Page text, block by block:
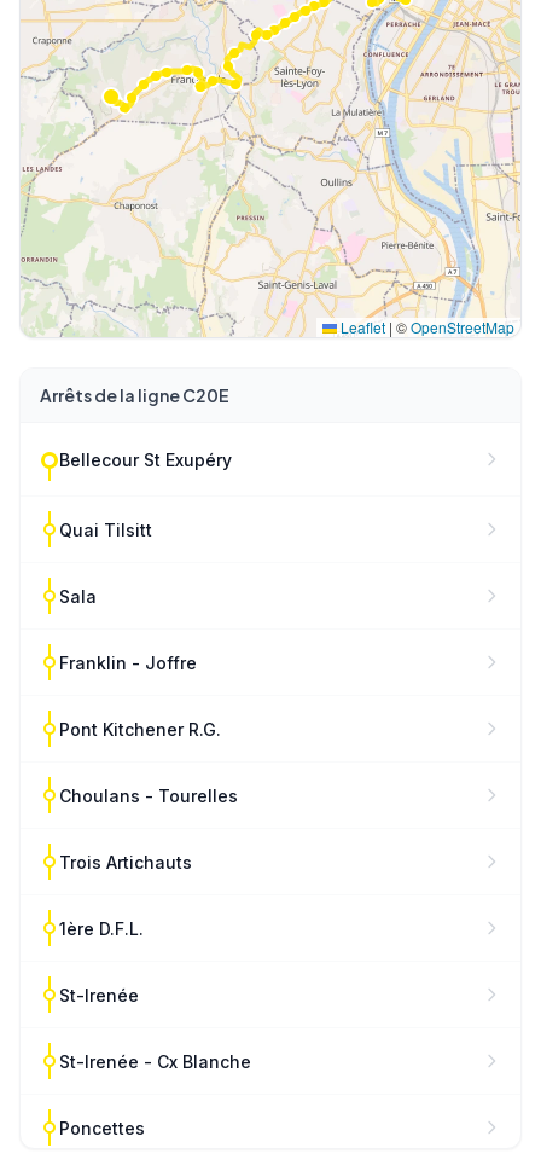
Arrêts de la ligne C20E
Bellecour St Exupéry
Quai Tilsitt
Sala
Franklin - Joffre
Pont Kitchener R.G.
Choulans - Tourelles
Trois Artichauts
1ère D.F.L.
St-Irenée
St-Irenée - Cx Blanche
Poncettes
Leaflet | ©OpenStreetMap